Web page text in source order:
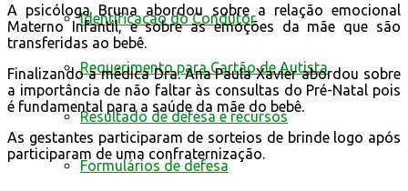
Identificacao do Condutor
Requerimento para Cartão de Autista
Resultado de defesa e recursos
Formulários de defesa
A psicóloga Bruna abordou sobre a relação emocional
Materno Infantil, e sobre as emoções da mãe que são
transferidas ao bebê.
Finalizando a médica Dra. Ana Paula Xavier abordou sobre
a importância de não faltar às consultas do Pré-Natal pois
é fundamental para a saúde da mãe do bebê.
As gestantes participaram de sorteios de brinde logo após
participaram de uma confraternização.